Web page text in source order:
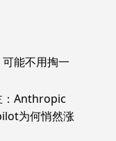
能不用掏一
：Anthropic
为何悄然涨